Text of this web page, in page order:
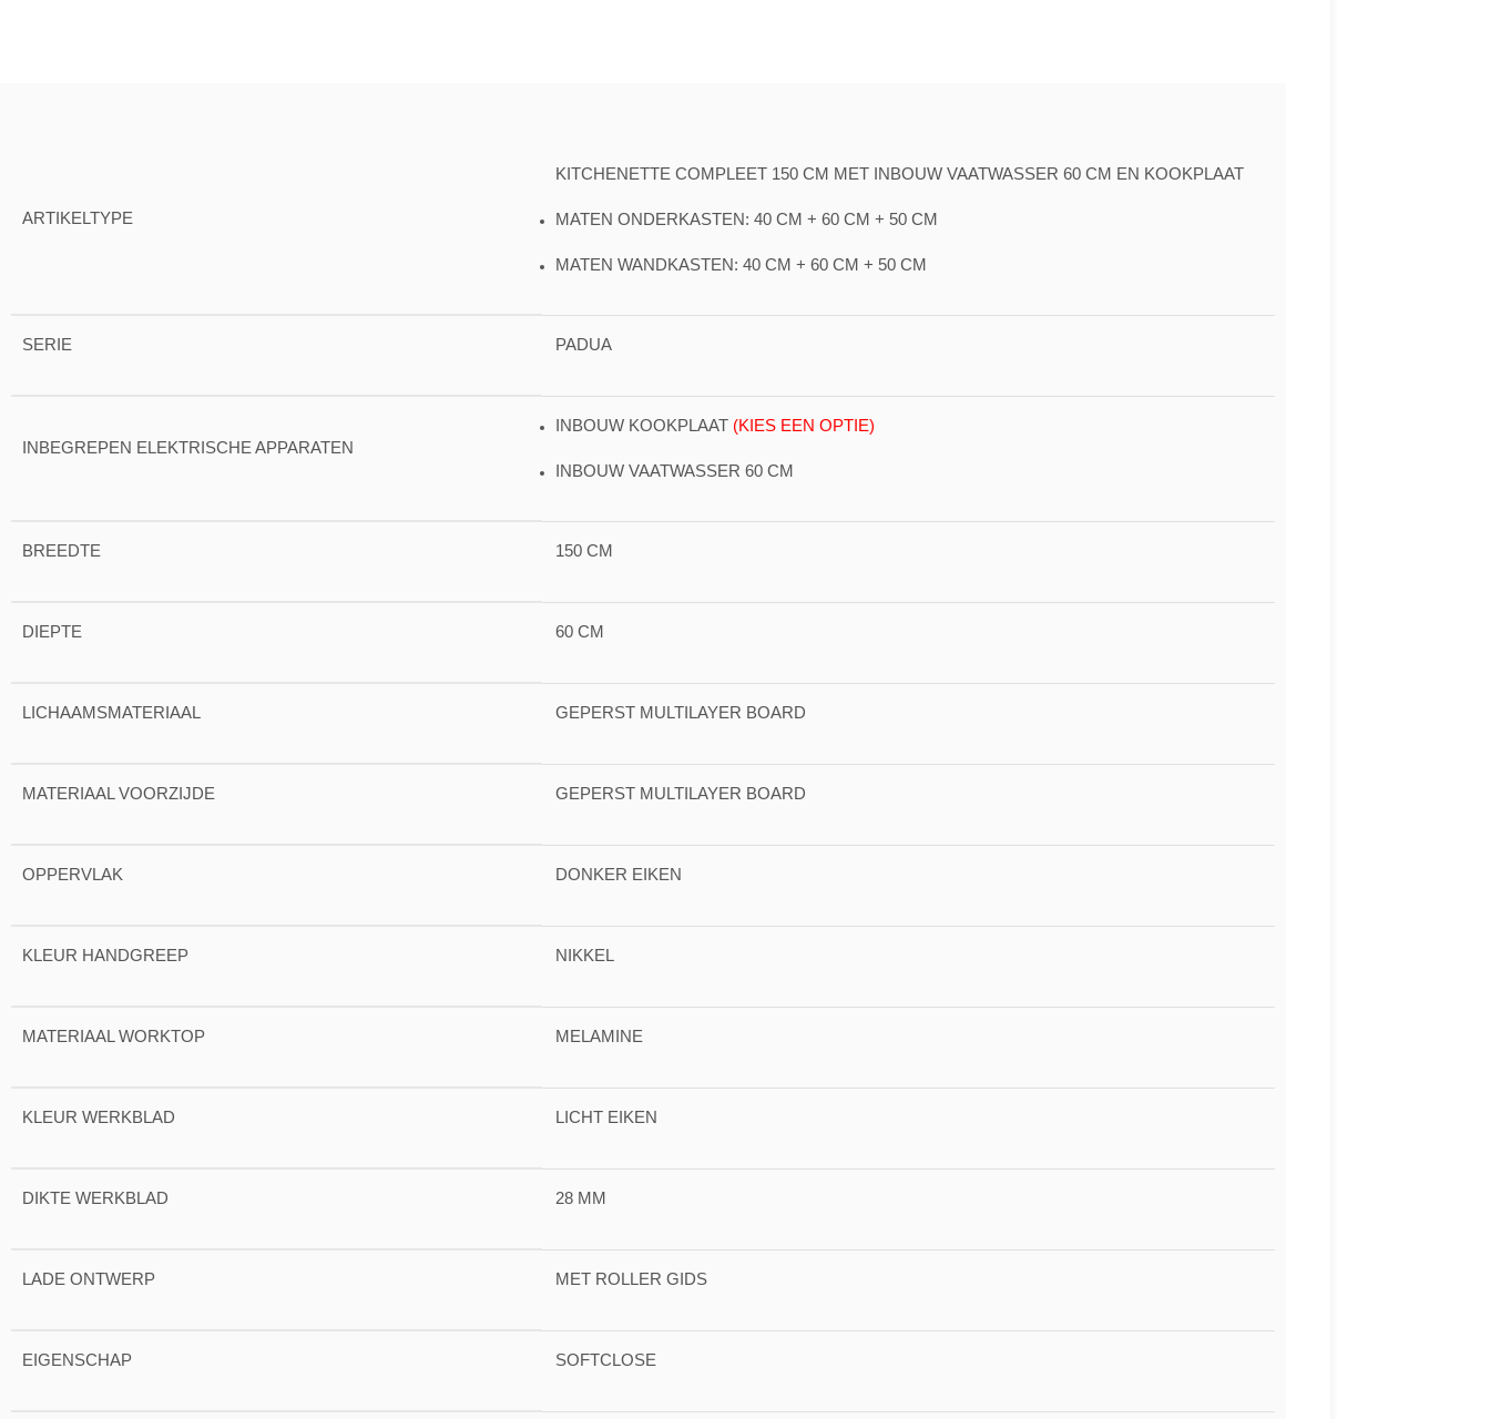
ARTIKELTYPE
KITCHENETTE COMPLEET 150 CM MET INBOUW VAATWASSER 60 CM EN KOOKPLAAT
MATEN ONDERKASTEN: 40 CM + 60 CM + 50 CM
MATEN WANDKASTEN: 40 CM + 60 CM + 50 CM
SERIE PADUA
INBEGREPEN ELEKTRISCHE APPARATEN
INBOUW KOOKPLAAT (KIES EEN OPTIE)
INBOUW VAATWASSER 60 CM
BREEDTE 150 CM
DIEPTE 60 CM
LICHAAMSMATERIAAL GEPERST MULTILAYER BOARD
MATERIAAL VOORZIJDE GEPERST MULTILAYER BOARD
OPPERVLAK DONKER EIKEN
KLEUR HANDGREEP NIKKEL
MATERIAAL WORKTOP MELAMINE
KLEUR WERKBLAD LICHT EIKEN
DIKTE WERKBLAD 28 MM
LADE ONTWERP MET ROLLER GIDS
EIGENSCHAP SOFTCLOSE